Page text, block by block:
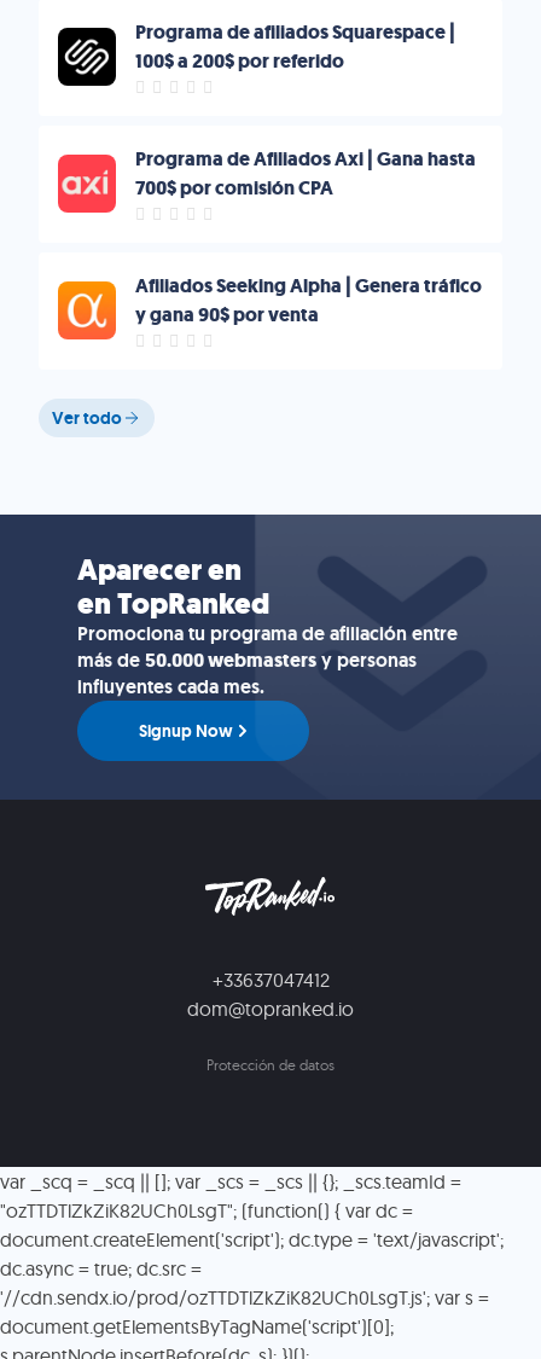
Programa de afiliados Squarespace |
100$ a 200$ por referido
Programa de Afiliados Axi | Gana hasta
700$ por comisión CPA
Afiliados Seeking Alpha | Genera tráfico
y gana 90$ por venta
Ver todo
Aparecer en
en TopRanked
Promociona tu programa de afiliación entre
más de50.000 webmastersy personas
influyentes cada mes.
Signup Now
+33637047412
dom@topranked.io
Protección de datos
var _scq = _scq || []; var _scs = _scs || {}; _scs.teamId =
"ozTTDTlZkZiK82UCh0LsgT"; (function() { var dc =
document.createElement('script'); dc.type = 'text/javascript';
dc.async = true; dc.src =
'//cdn.sendx.io/prod/ozTTDTlZkZiK82UCh0LsgT.js'; var s =
document.getElementsByTagName('script')[0];